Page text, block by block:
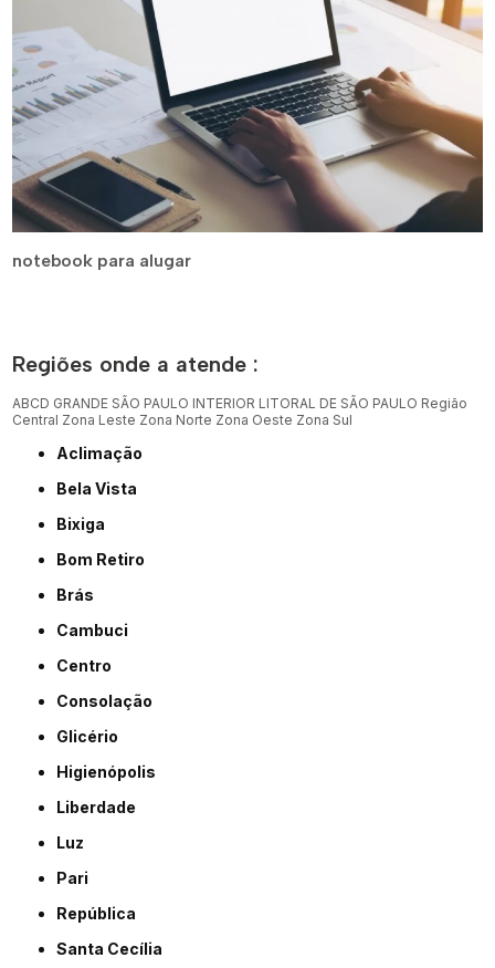
notebook para alugar
Regiões onde a atende :
ABCD GRANDE SÃO PAULO INTERIOR LITORAL DE SÃO PAULO Região
Central Zona Leste Zona Norte Zona Oeste Zona Sul
Aclimação
Bela Vista
Bixiga
Bom Retiro
Brás
Cambuci
Centro
Consolação
Glicério
Higienópolis
Liberdade
Luz
Pari
República
Santa Cecília